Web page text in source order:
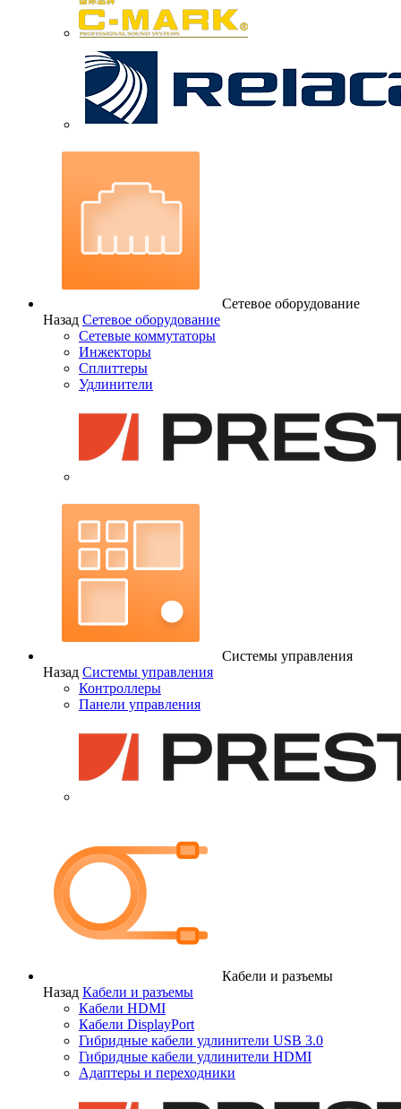
Сетевое оборудование
Назад Сетевое оборудование
Сетевые коммутаторы
Инжекторы
Сплиттеры
Удлинители
Системы управления
Назад Системы управления
Контроллеры
Панели управления
Кабели и разъемы
Назад Кабели и разъемы
Кабели HDMI
Кабели DisplayPort
Гибридные кабели удлинители USB 3.0
Гибридные кабели удлинители HDMI
Адаптеры и переходники